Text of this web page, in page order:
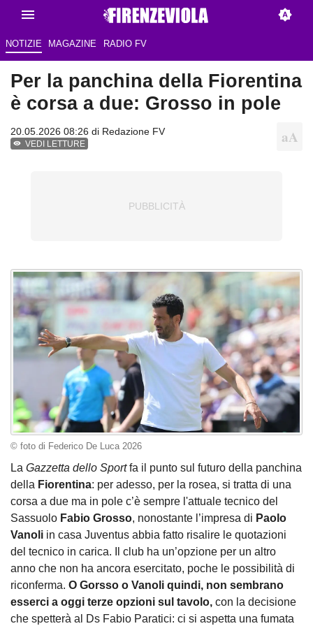
NOTIZIE MAGAZINE RADIO FV
Per la panchina della Fiorentina
è corsa a due: Grosso in pole
20.05.2026 08:26 di Redazione FV
VEDI LETTURE
© foto di Federico De Luca 2026
La Gazzetta dello Sportfa il punto sul futuro della panchina
della Fiorentina: per adesso, per la rosea, si tratta di una
corsa a due ma in pole c’è sempre l'attuale tecnico del
Sassuolo Fabio Grosso, nonostante l’impresa di Paolo
Vanoli in casa Juventus abbia fatto risalire le quotazioni
del tecnico in carica. Il club ha un’opzione per un altro
anno che non ha ancora esercitato, poche le possibilità di
riconferma. O Gorsso o Vanoli quindi, non sembrano
esserci a oggi terze opzioni sul tavolo, con la decisione
che spetterà al Ds Fabio Paratici: ci si aspetta una fumata